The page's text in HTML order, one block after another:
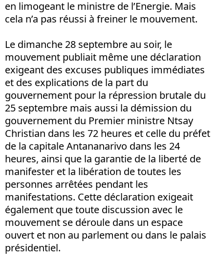
en limogeant le ministre de l’Energie. Mais
cela n’a pas réussi à freiner le mouvement.
Le dimanche 28 septembre au soir, le
mouvement publiait même une déclaration
exigeant des excuses publiques immédiates
et des explications de la part du
gouvernement pour la répression brutale du
25 septembre mais aussi la démission du
gouvernement du Premier ministre Ntsay
Christian dans les 72 heures et celle du préfet
de la capitale Antananarivo dans les 24
heures, ainsi que la garantie de la liberté de
manifester et la libération de toutes les
personnes arrêtées pendant les
manifestations. Cette déclaration exigeait
également que toute discussion avec le
mouvement se déroule dans un espace
ouvert et non au parlement ou dans le palais
présidentiel.